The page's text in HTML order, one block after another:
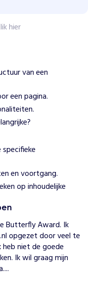
hier
van een
een pagina.
en voortgang.
op inhoudelijke
Butterfly Award. Ik
opgezet door veel te
heb niet de goede
Ik wil graag mijn